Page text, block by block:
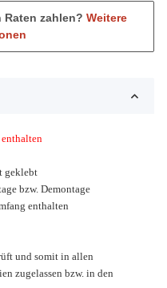
zahlen? Weitere
enthalten
geklebt
bzw. Demontage
enthalten
und somit in allen
zugelassen bzw. in den